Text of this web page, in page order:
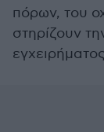
πόρων, του
στηρίζουν